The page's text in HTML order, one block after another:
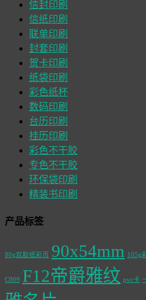
信封印刷
信纸印刷
联单印刷
封套印刷
贺卡印刷
纸袋印刷
彩色纸杯
数码印刷
台历印刷
挂历印刷
彩色不干胶
专色不干胶
环保袋印刷
精装书印刷
产品标签
80g双胶纸彩页 90x54mm 105g
C009 F12帝爵雅纹 pvc卡